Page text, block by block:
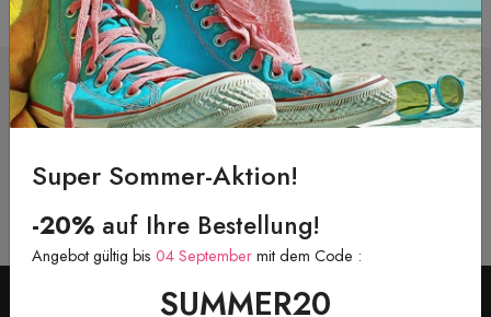
Super Sommer-Aktion!
-20% auf Ihre Bestellung!
Angebot gültig bis 04 September mit dem Code :
SUMMER20